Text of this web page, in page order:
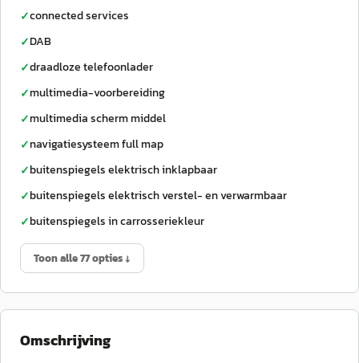
✓connected services
✓DAB
✓draadloze telefoonlader
✓multimedia-voorbereiding
✓multimedia scherm middel
✓navigatiesysteem full map
✓buitenspiegels elektrisch inklapbaar
✓buitenspiegels elektrisch verstel- en verwarmbaar
✓buitenspiegels in carrosseriekleur
Toon alle 77 opties ↓
Omschrijving